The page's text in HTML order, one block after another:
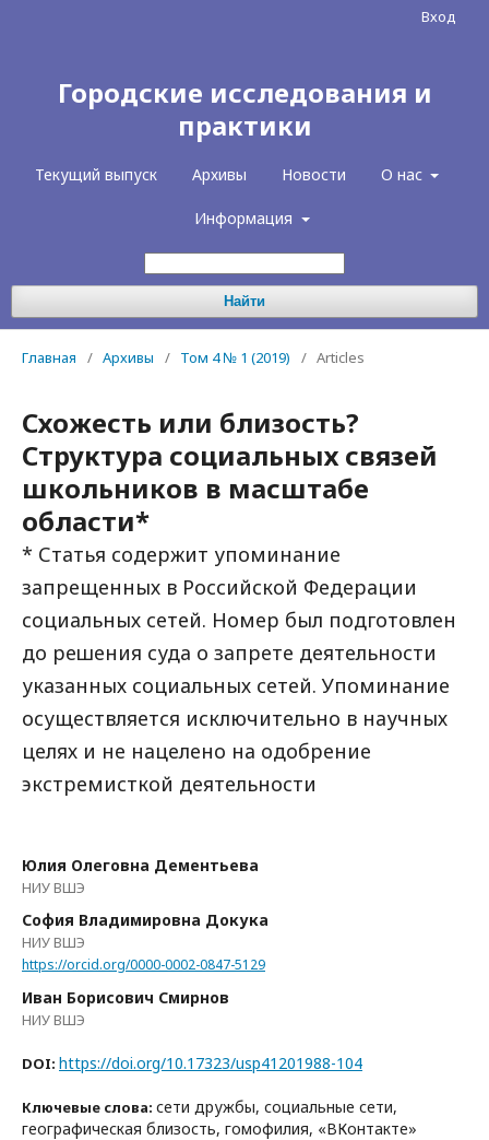
Городские исследования и
практики
Текущий выпуск Архивы Новости О нас
Информация
Найти
Вход
Главная / Архивы / Том 4 № 1 (2019) / Articles
Схожесть или близость?
Структура социальных связей
школьников в масштабе
области*
* Статья содержит упоминание
запрещенных в Российской Федерации
социальных сетей. Номер был подготовлен
до решения суда о запрете деятельности
указанных социальных сетей. Упоминание
осуществляется исключительно в научных
целях и не нацелено на одобрение
экстремисткой деятельности
Юлия Олеговна Дементьева
НИУ ВШЭ
София Владимировна Докука
НИУ ВШЭ
https://orcid.org/0000-0002-0847-5129
Иван Борисович Смирнов
НИУ ВШЭ
DOI: https://doi.org/10.17323/usp41201988-104
Ключевые слова: сети дружбы, социальные сети,
географическая близость, гомофилия, «ВКонтакте»